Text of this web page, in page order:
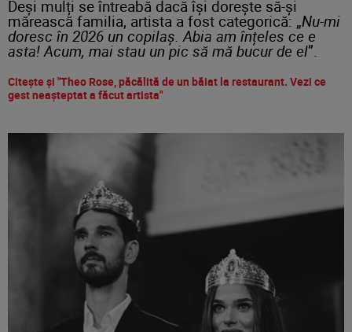
Deși mulți se întreabă dacă își dorește să-și
mărească familia, artista a fost categorică: „Nu-mi
doresc în 2026 un copilaș. Abia am înțeles ce e
asta! Acum, mai stau un pic să mă bucur de el”.
Citește și "Theo Rose, păcălită de un băiat la restaurant. Vezi ce
gest neașteptat a făcut artista"